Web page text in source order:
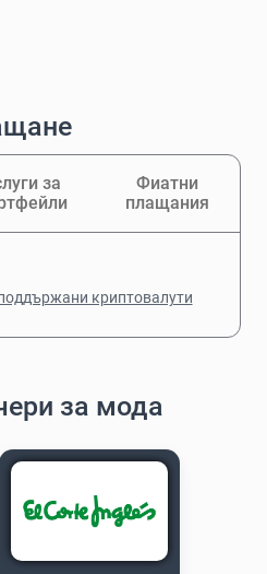
за
Фиатни
плащания
криптовалути
за мода